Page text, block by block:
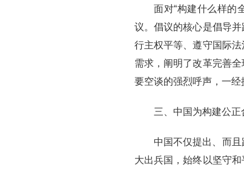
面对“构建什么样的
议。倡议的核心是倡导
行主权平等、遵守国际
需求，阐明了改革完善
要空谈的强烈呼声，一经
三、中国为构建公正
中国不仅提出、而
大出兵国，始终以坚守